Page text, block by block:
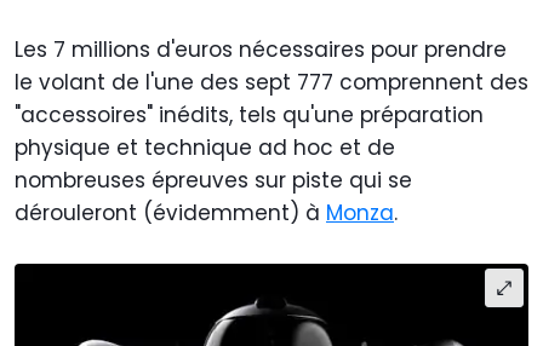
Les 7 millions d'euros nécessaires pour prendre
le volant de l'une des sept 777 comprennent des
"accessoires" inédits, tels qu'une préparation
physique et technique ad hoc et de
nombreuses épreuves sur piste qui se
dérouleront (évidemment) à Monza.